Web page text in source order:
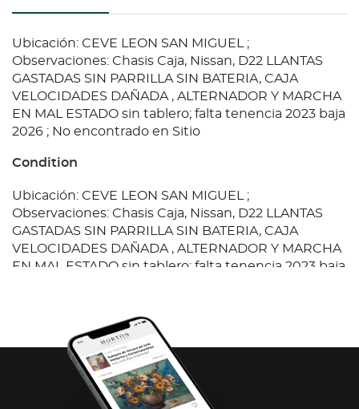
Ubicación: CEVE LEON SAN MIGUEL ;
Observaciones: Chasis Caja, Nissan, D22 LLANTAS
GASTADAS SIN PARRILLA SIN BATERIA, CAJA
VELOCIDADES DAÑADA , ALTERNADOR Y MARCHA
EN MAL ESTADO sin tablero; falta tenencia 2023 baja
2026 ; No encontrado en Sitio
Condition
Ubicación: CEVE LEON SAN MIGUEL ;
Observaciones: Chasis Caja, Nissan, D22 LLANTAS
GASTADAS SIN PARRILLA SIN BATERIA, CAJA
VELOCIDADES DAÑADA , ALTERNADOR Y MARCHA
EN MAL ESTADO sin tablero; falta tenencia 2023 baja